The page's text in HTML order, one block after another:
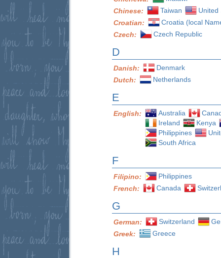
Chinese:
Taiwan
United
Croatian:
Croatia (local
Czech:
Czech Republic
D
Danish:
Denmark
Dutch:
Netherlands
E
English: Australia
Ireland
Kenya
Philippines
South Africa
F
Filipino:
Philippines
French:
Canada
G
German: Switzerland
Greek:
Greece
H